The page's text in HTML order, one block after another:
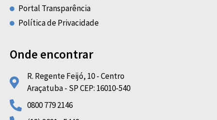
Portal Transparência
Política de Privacidade
Onde encontrar
R. Regente Feijó, 10 - Centro
Araçatuba - SP CEP: 16010-540
0800 779 2146